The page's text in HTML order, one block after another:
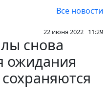
Все новости
22 июня 2022 11:29
снова
ожидания